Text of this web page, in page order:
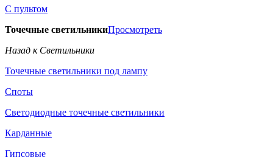
С пультом
Точечные светильникиПросмотреть
Назад к Светильники
Точечные светильники под лампу
Споты
Светодиодные точечные светильники
Карданные
Гипсовые